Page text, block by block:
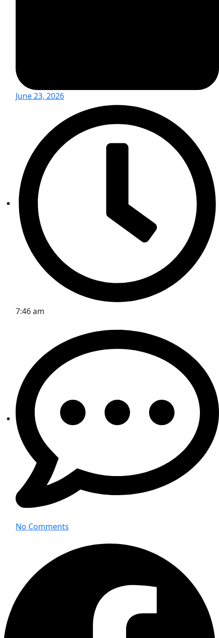
June 23, 2026
7:46 am
No Comments